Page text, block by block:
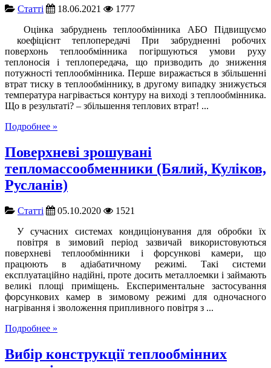
Cтатті 18.06.2021
1777
Оцінка забруднень теплообмінника АБО Підвищуємо
коефіцієнт теплопередачі При забрудненні робочих
поверхонь теплообмінника погіршуються умови руху
теплоносія і теплопередача, що призводить до зниження
потужності теплообмінника. Перше виражається в збільшенні
втрат тиску в теплообміннику, в другому випадку знижується
температура нагрівається контуру на виході з теплообмінника.
Що в результаті? – збільшення теплових втрат! ...
Подробнее »
Поверхневі зрошувані
тепломассообменники (Бялий, Куліков,
Русланів)
Cтатті 05.10.2020
1521
У сучасних системах кондиціонування для обробки їх
повітря в зимовий період зазвичай використовуються
поверхневі теплообмінники і форсункові камери, що
працюють в адіабатичному режимі. Такі системи
експлуатаційно надійні, проте досить металлоемки і займають
великі площі приміщень. Експериментальне застосування
форсункових камер в зимовому режимі для одночасного
нагрівання і зволоження припливного повітря з ...
Подробнее »
Вибір конструкції теплообмінних